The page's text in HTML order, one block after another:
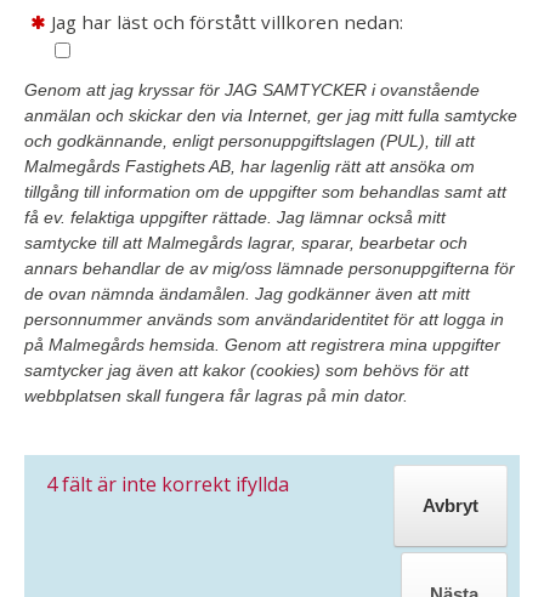
Jag har läst och förstått villkoren nedan:
Genom att jag kryssar för JAG SAMTYCKER i ovanstående
anmälan och skickar den via Internet, ger jag mitt fulla samtycke
och godkännande, enligt personuppgiftslagen (PUL), till att
Malmegårds Fastighets AB, har lagenlig rätt att ansöka om
tillgång till information om de uppgifter som behandlas samt att
få ev. felaktiga uppgifter rättade. Jag lämnar också mitt
samtycke till att Malmegårds lagrar, sparar, bearbetar och
annars behandlar de av mig/oss lämnade personuppgifterna för
de ovan nämnda ändamålen. Jag godkänner även att mitt
personnummer används som användaridentitet för att logga in
på Malmegårds hemsida. Genom att registrera mina uppgifter
samtycker jag även att kakor (cookies) som behövs för att
webbplatsen skall fungera får lagras på min dator.
4fält är inte korrekt ifyllda